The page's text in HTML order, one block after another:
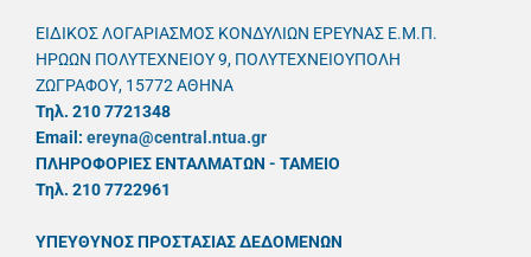
ΕΙΔΙΚΟΣ ΛΟΓΑΡΙΑΣΜΟΣ ΚΟΝΔΥΛΙΩΝ ΕΡΕΥΝΑΣ Ε.Μ.Π.
ΗΡΩΩΝ ΠΟΛΥΤΕΧΝΕΙΟΥ 9, ΠΟΛΥΤΕΧΝΕΙΟΥΠΟΛΗ
ΖΩΓΡΑΦΟΥ, 15772 ΑΘΗΝΑ
Τηλ. 210 7721348
Email: ereyna@central.ntua.gr
ΠΛΗΡΟΦΟΡΙΕΣ ΕΝΤΑΛΜΑΤΩΝ - ΤΑΜΕΙΟ
Τηλ. 210 7722961
ΥΠΕΥΘYΝΟΣ ΠΡΟΣΤΑΣΙΑΣ ΔΕΔΟΜΕΝΩΝ